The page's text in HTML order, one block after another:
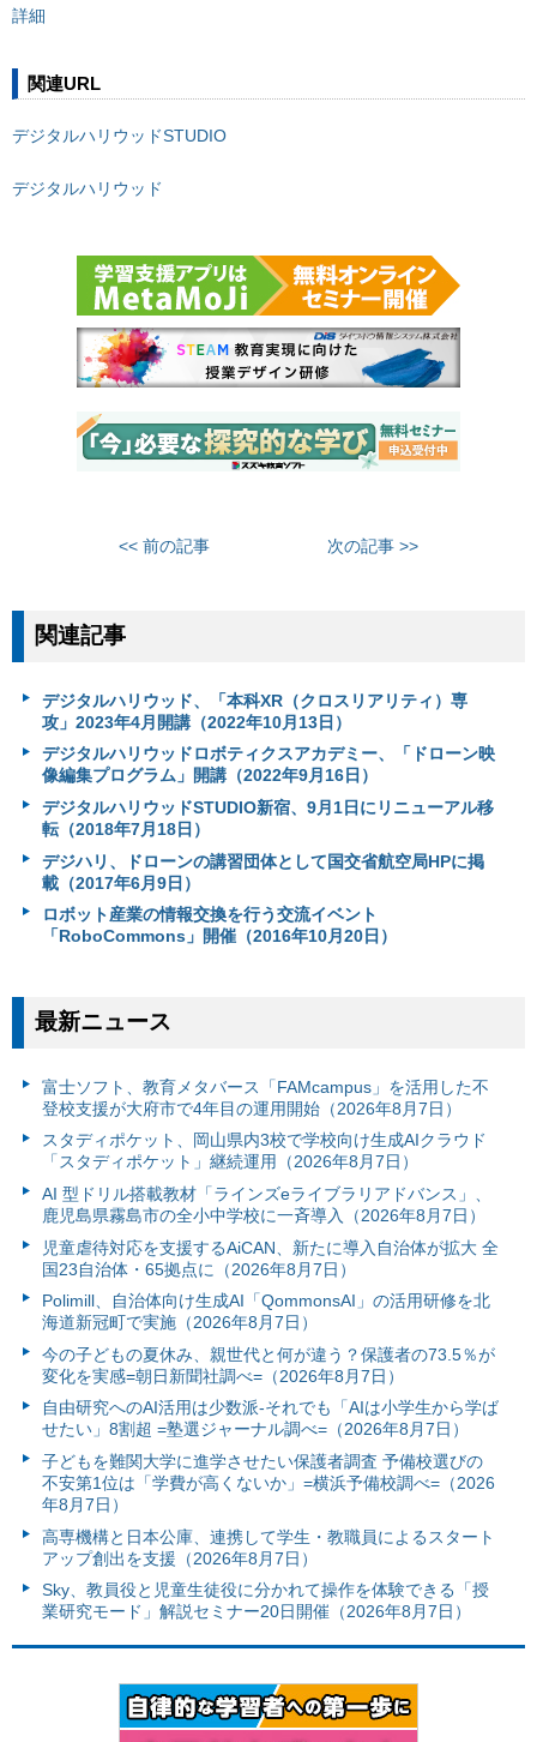
詳細
関連URL
デジタルハリウッドSTUDIO
デジタルハリウッド
<< 前の記事 次の記事 >>
関連記事
デジタルハリウッド、「本科XR（クロスリアリティ）専
攻」2023年4月開講（2022年10月13日）
デジタルハリウッドロボティクスアカデミー、「ドローン映
像編集プログラム」開講（2022年9月16日）
デジタルハリウッドSTUDIO新宿、9月1日にリニューアル移
転（2018年7月18日）
デジハリ、ドローンの講習団体として国交省航空局HPに掲
載（2017年6月9日）
ロボット産業の情報交換を行う交流イベント
「RoboCommons」開催（2016年10月20日）
最新ニュース
富⼠ソフト、教育メタバース「FAMcampus」を活用した不
登校支援が大府市で4年目の運用開始（2026年8月7日）
スタディポケット、岡山県内3校で学校向け生成AIクラウド
「スタディポケット」継続運用（2026年8月7日）
AI 型ドリル搭載教材「ラインズeライブラリアドバンス」、
鹿児島県霧島市の全小中学校に一斉導入（2026年8月7日）
児童虐待対応を支援するAiCAN、新たに導入自治体が拡大 全
国23自治体・65拠点に（2026年8月7日）
Polimill、自治体向け生成AI「QommonsAI」の活用研修を北
海道新冠町で実施（2026年8月7日）
今の子どもの夏休み、親世代と何が違う？保護者の73.5％が
変化を実感=朝日新聞社調べ=（2026年8月7日）
自由研究へのAI活用は少数派-それでも「AIは小学生から学ば
せたい」8割超 =塾選ジャーナル調べ=（2026年8月7日）
子どもを難関大学に進学させたい保護者調査 予備校選びの
不安第1位は「学費が高くないか」=横浜予備校調べ=（2026
年8月7日）
高専機構と日本公庫、連携して学生・教職員によるスタート
アップ創出を支援（2026年8月7日）
Sky、教員役と児童生徒役に分かれて操作を体験できる「授
業研究モード」解説セミナー20日開催（2026年8月7日）